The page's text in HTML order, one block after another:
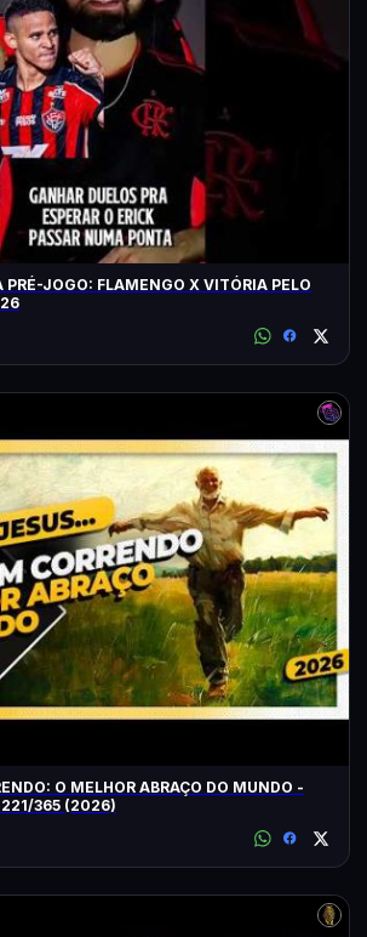
PRÉ-JOGO: FLAMENGO X VITÓRIA PELO
O MELHOR ABRAÇO DO MUNDO -
365 (2026)